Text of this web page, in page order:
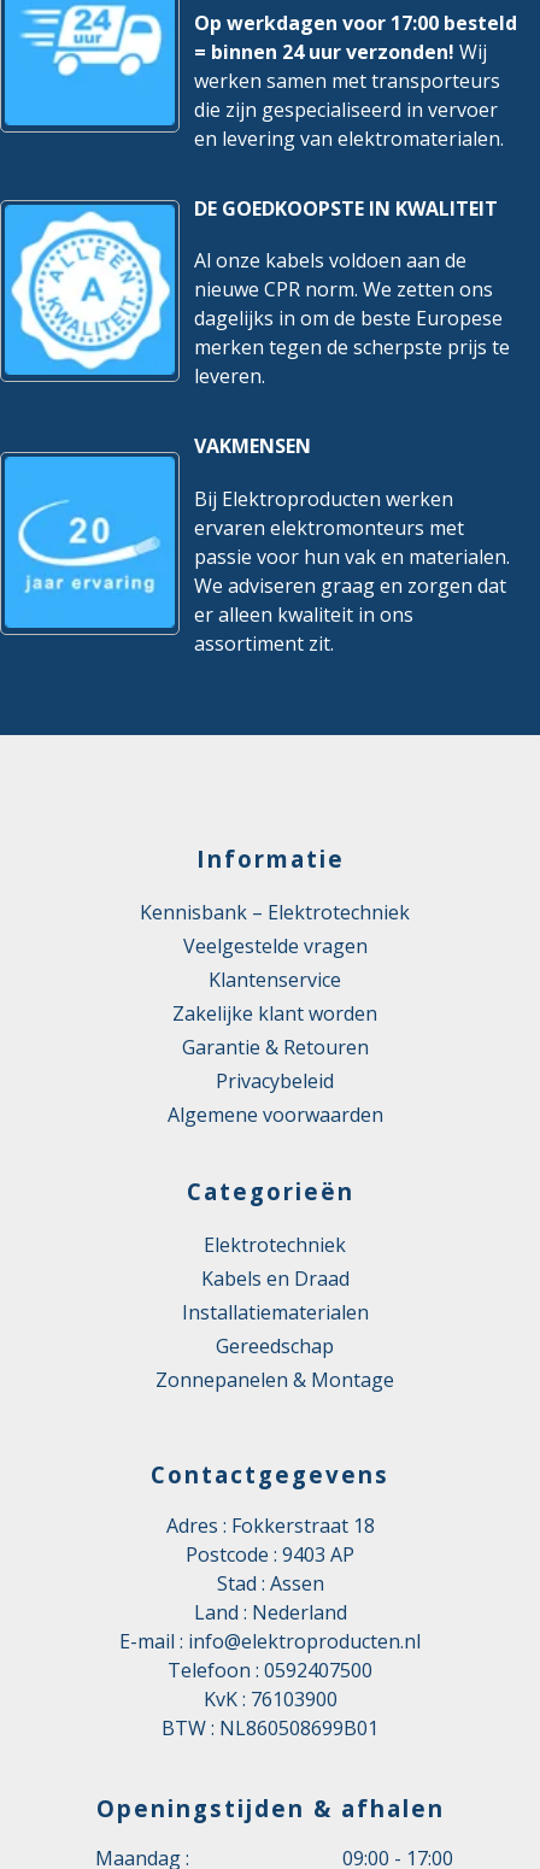
Op werkdagen voor 17:00 besteld
= binnen 24 uur verzonden! Wij
werken samen met transporteurs
die zijn gespecialiseerd in vervoer
en levering van elektromaterialen.
DE GOEDKOOPSTE IN KWALITEIT
Al onze kabels voldoen aan de
nieuwe CPR norm. We zetten ons
dagelijks in om de beste Europese
merken tegen de scherpste prijs te
leveren.
VAKMENSEN
Bij Elektroproducten werken
ervaren elektromonteurs met
passie voor hun vak en materialen.
We adviseren graag en zorgen dat
er alleen kwaliteit in ons
assortiment zit.
Informatie
Kennisbank – Elektrotechniek
Veelgestelde vragen
Klantenservice
Zakelijke klant worden
Garantie & Retouren
Privacybeleid
Algemene voorwaarden
Categorieën
Elektrotechniek
Kabels en Draad
Installatiematerialen
Gereedschap
Zonnepanelen & Montage
Contactgegevens
Adres : Fokkerstraat 18
Postcode : 9403 AP
Stad : Assen
Land : Nederland
E-mail : info@elektroproducten.nl
Telefoon : 0592407500
KvK : 76103900
BTW : NL860508699B01
Openingstijden & afhalen
Maandag : 09:00 - 17:00